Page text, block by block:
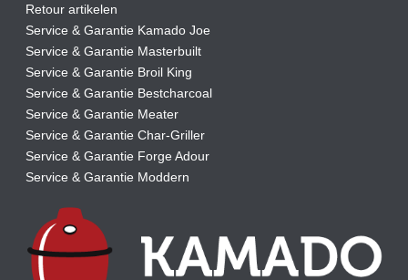
Retour artikelen
Service & Garantie Kamado Joe
Service & Garantie Masterbuilt
Service & Garantie Broil King
Service & Garantie Bestcharcoal
Service & Garantie Meater
Service & Garantie Char-Griller
Service & Garantie Forge Adour
Service & Garantie Moddern